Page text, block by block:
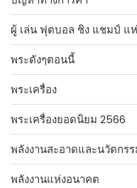
ผู้ เล่น ฟุตบอล ชิง แชมป์ แ
พระดังๆตอนนี้
พระเครื่อง
พระเครื่องยอดนิยม 2566
พลังงานสะอาดและนวัตกร
พลังงานแห่งอนาคต